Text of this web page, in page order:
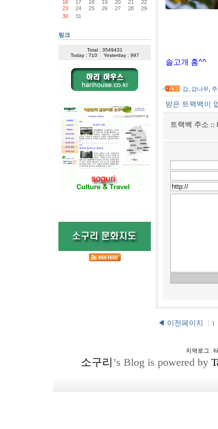
솔고개 홈^^
감, 감나무,
받은 트랙백이
트랙백 주소 ::
◀ 이전페이지 1
16
17 18 19 20 21
22
23
24 25 26 27 28
29
30
31
링크
Total : 3549431
Today : 710
Yesterday : 997
지역로그 :
소구리 ’s Blog is powered by